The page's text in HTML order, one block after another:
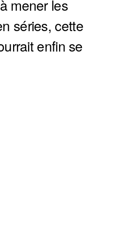
mener les
séries, cette
enfin se